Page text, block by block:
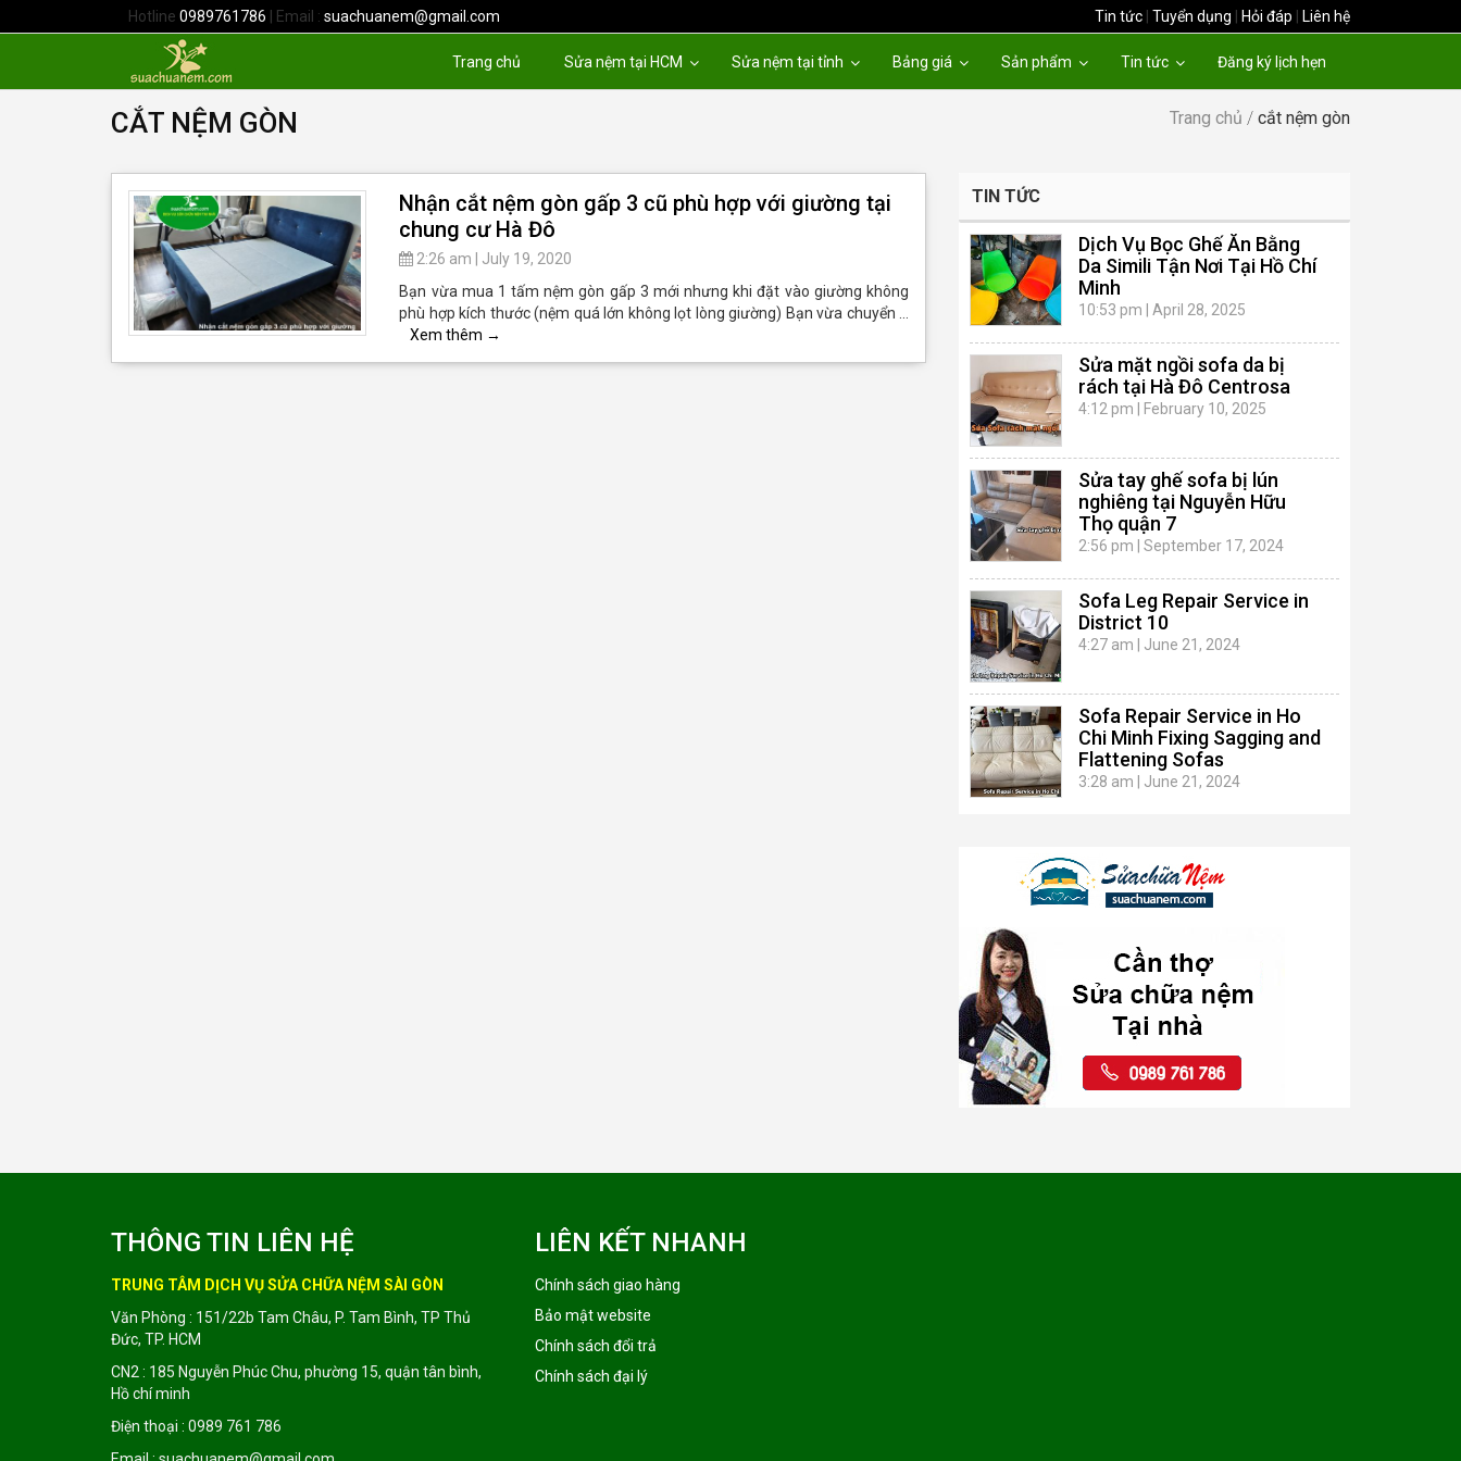
Hotline 0989761786 | Email : suachuanem@gmail.com Tin tức Tuyển dụng Hỏi đáp Liên hệ
Trang chủ Sửa nệm tại HCM Sửa nệm tại tỉnh Bảng giá Sản phẩm Tin tức Đăng ký lịch hẹn
CẮT NỆM GÒN Trang chủ / cắt nệm gòn
Nhận cắt nệm gòn gấp 3 cũ phù hợp với giường tại
chung cư Hà Đô
2:26 am
July 19, 2020
Bạn vừa mua 1 tấm nệm gòn gấp 3 mới nhưng khi đặt vào giường không
phù hợp kích thước (nệm quá lớn không lọt lòng giường) Bạn vừa chuyển …
Xem thêm →
TIN TỨC
Dịch Vụ Bọc Ghế Ăn Bằng
Da Simili Tận Nơi Tại Hồ Chí
Minh
10:53 pm April 28, 2025
Sửa mặt ngồi sofa da bị
rách tại Hà Đô Centrosa
4:12 pm February 10, 2025
Sửa tay ghế sofa bị lún
nghiêng tại Nguyễn Hữu
Thọ quận 7
2:56 pm September 17, 2024
Sofa Leg Repair Service in
District 10
4:27 am June 21, 2024
Sofa Repair Service in Ho
Chi Minh Fixing Sagging and
Flattening Sofas
3:28 am June 21, 2024
THÔNG TIN LIÊN HỆ
TRUNG TÂM DỊCH VỤ SỬA CHỮA NỆM SÀI GÒN
Văn Phòng : 151/22b Tam Châu, P. Tam Bình, TP Thủ
Đức, TP. HCM
CN2 : 185 Nguyễn Phúc Chu, phường 15, quận tân bình,
Hồ chí minh
Điện thoại : 0989 761 786
LIÊN KẾT NHANH
Chính sách giao hàng
Bảo mật website
Chính sách đổi trả
Chính sách đại lý